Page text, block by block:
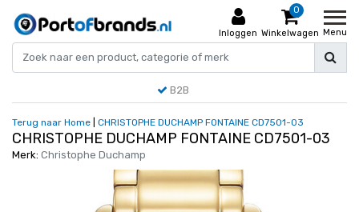
Inloggen
0
Winkelwagen Menu
B2B
Terug naar Home CHRISTOPHE DUCHAMP FONTAINE CD7501-03
CHRISTOPHE DUCHAMP FONTAINE CD7501-03
Merk: Christophe Duchamp